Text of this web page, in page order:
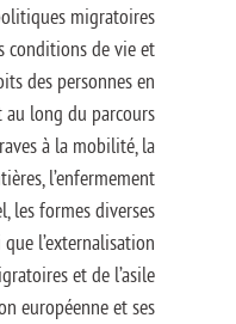
migratoires
conditions de vie et
des personnes en
long du parcours
à la mobilité, la
l’enfermement
les formes diverses
l’externalisation
et de l’asile
européenne et ses